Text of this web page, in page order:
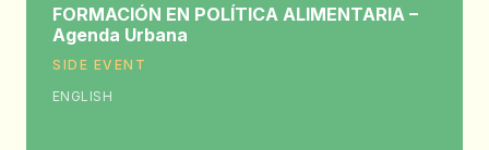
FORMACIÓN EN POLÍTICA ALIMENTARIA –
Agenda Urbana
SIDE EVENT
ENGLISH